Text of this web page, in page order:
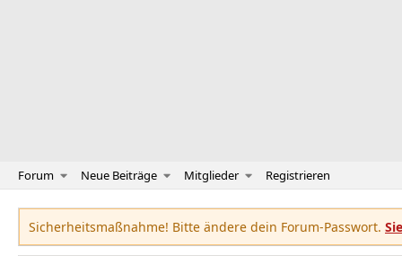
Forum Neue Beiträge Mitglieder Registrieren
Sicherheitsmaßnahme! Bitte ändere dein Forum-Passwort.